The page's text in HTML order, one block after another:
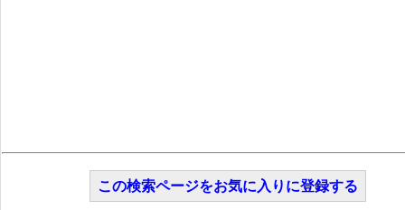
この検索ページをお気に入りに登録する